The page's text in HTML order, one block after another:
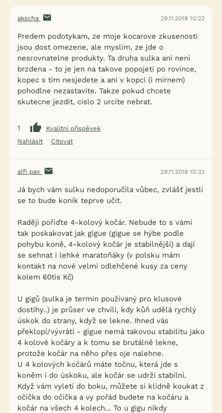
akscha 29.11.2018 10:22
Predem podotykam, ze moje kocarove zkusenosti
jsou dost omezene, ale myslim, ze jde o
nesrovnatelne produkty. Ta druha sulka ani neni
brzdena - to je jen na takove popojeti po rovince,
kopec s tim nesjedete a ani v kopci (i mirnem)
pohodlne nezastavite. Takze pokud chcete
skutecne jezdit, cislo 2 urcite nebrat.
1
Kvalitní příspěvek
Nahlásit
Citovat
alfi pav 29.11.2018 10:33
Já bych vám sulku nedoporučila vůbec, zvlášť jestli
se to bude koník teprve učit.
Raději pořiďte 4-kolový kočár. Nebude to s vámi
tak poskakovat jak gigue (gigue se hýbe podle
pohybu koně, 4-kolový kočár je stabilnější) a dají
se sehnat i lehké maratoňáky (v polsku mám
kontakt na nové velmi odlehčené kusy za ceny
kolem 60tis Kč)
U gigů (sulka je termín používaný pro klusové
dostihy..) je průser ve chvíli, kdy kůň udělá rychlý
úskok do strany, když se lekne. Ihned vás
překlopí/vývrátí - gigue nemá takovou stabilitu jako
4 kolové kočáry a k tomu se brutálně lekne,
protože kočár na něho přes oje nalehne.
U 4 kolových kočárů máte točnu, která jde s
koněm i do úskoku, ale kočár se udrží stabilní.
Když vám vyletí do boku, můžete si klidně koukat z
očička do očička a vy pořád budete na kočáru a
kočár na všech 4 kolech... To u gigu nikdy